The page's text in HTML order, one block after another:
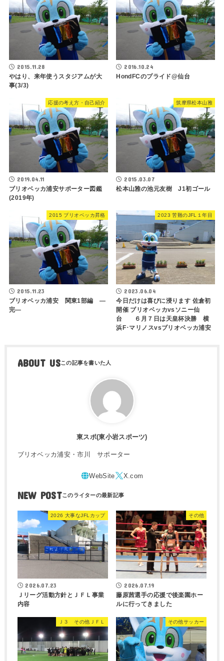
2015.11.28
やはり、来年使うスタジアムが大
事(3/3)
2016.10.24
HondFCのプライド@仙台
応援の考え方・自己紹介
2019.04.11
ブリオベッカ浦安サポーター図鑑
(2019年)
筑摩県松本山雅
2015.03.07
松本山雅の池元友樹 J1初ゴール
2015 ブリオベッカ昇格
2015.11.23
ブリオベッカ浦安 関東1部編 ―
完―
2023 苦難のJFL１年目
2023.06.04
今日だけは喜びに浸ります 佐倉初
開催 ブリオベッカvsソニー仙
台 ６月７日は天皇杯決勝 横
浜F･マリノスvsブリオベッカ浦安
ABOUT US
東スポ(東小岩スポーツ)
ブリオベッカ浦安・市川 サポーター
NEW POST
2026 大事なJFLカップ
2026.07.23
Ｊリーグ活動方針とＪＦＬ事業
内容
その他
2026.07.19
藤原茜選手の応援で後楽園ホー
ルに行ってきました
Ｊ３ その他ＪＦＬ その他サッカー